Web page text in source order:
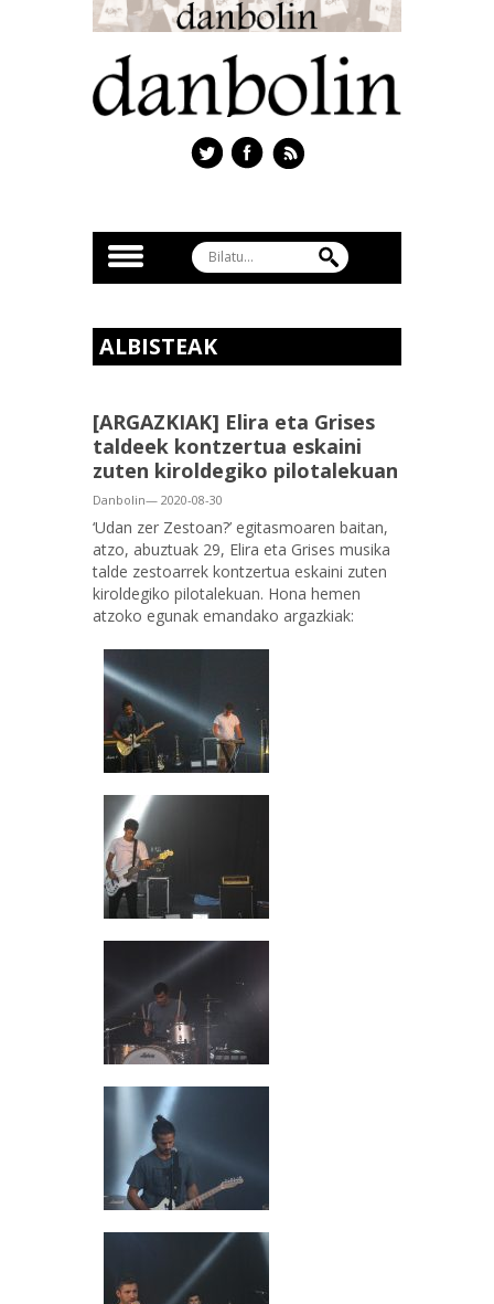
ALBISTEAK
[ARGAZKIAK] Elira eta Grises
taldeek kontzertua eskaini
zuten kiroldegiko pilotalekuan
Danbolin— 2020-08-30
‘Udan zer Zestoan?’ egitasmoaren baitan,
atzo, abuztuak 29, Elira eta Grises musika
talde zestoarrek kontzertua eskaini zuten
kiroldegiko pilotalekuan. Hona hemen
atzoko egunak emandako argazkiak: